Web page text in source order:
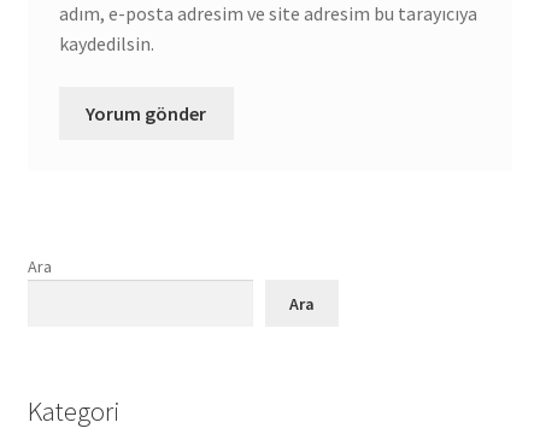
adım, e-posta adresim ve site adresim bu tarayıcıya
kaydedilsin.
Ara
Ara
Kategori